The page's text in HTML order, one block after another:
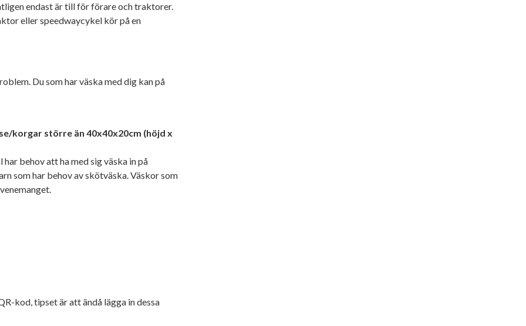
endast är till för förare och traktorer.
eller speedwaycykel kör på en
Du som har väska med dig kan på
korgar större än 40x40x20cm (höjd x
behov att ha med sig väska in på
som har behov av skötväska. Väskor som
kod, tipset är att ändå lägga in dessa